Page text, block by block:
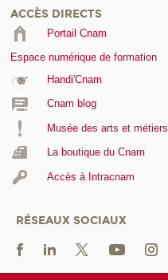
ACCÈS DIRECTS
Portail Cnam
Espace numérique de formation
Handi'Cnam
Cnam blog
Musée des arts et métiers
La boutique du Cnam
Accès à Intracnam
RÉSEAUX SOCIAUX